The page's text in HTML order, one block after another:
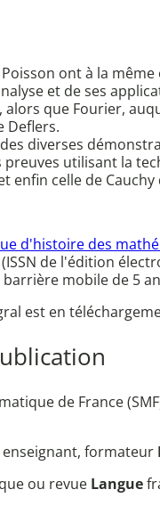
Poisson ont à la
et de ses
alors que Fourier,
Deflers.
diverses
preuves utilisant la
enfin celle de
d'histoire des
de l'édition
barrière mobile de 5
est en
de France
formateur
ou revue Langue